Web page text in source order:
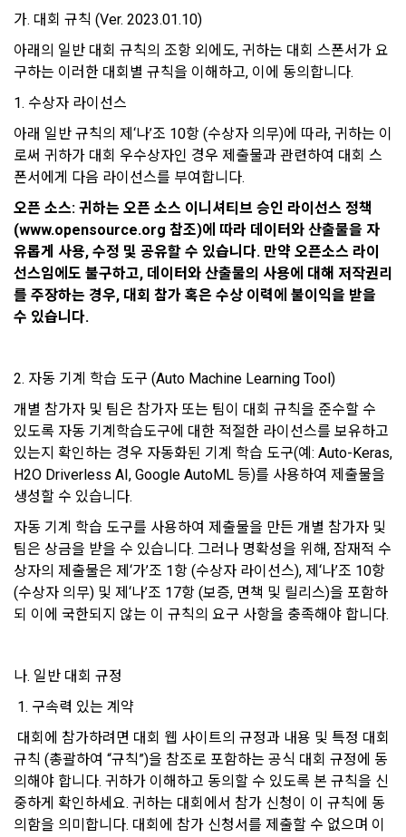
✕ MY XP
LEVEL 1 다음 레벨까지150 XP
0/150 XP
오늘의 XP
0 / 800
적립 XP
0
사용 XP
이용약관
제 1 조 (목적)
본 약관은 데이콘 주식회사(이하 “회사”)와 “회원” 간에 정보 서
비스를 이용하는 조건 및 절차에 관한 필요한 사항을 약속하여
규정하는 데 그 목적이 있다. “회원”은 모든 약관에 동의해야 하
며, 어떤 방식이든 본 서비스를 사용한다는 것은 “회원”이 본 약
관의 전부에 동의한다는 것을 의미하며 본 약관은 “회원”이 서비
스를 사용하는 동안 계속 유효하다. 본 약관은 저작권 분쟁 정책
제 2 조 (용어의 정의)
이 약관에서 사용하는 용어의 정의는 아래와 같다.
또는 "회사"가 운영하는 아래 웹사이트를 말한다.
가. ***.dacon.io
2. "서비스"라 함은 “대회”, “교육”, “인재풀 등록” 등 사이트에서
제공하는 모든 서비스를 말한다. 그 외 "회사"가 운영하는 사이
트를 통해 개인이 등록한 자료를 DB화하여 각각의 목적에 맞게
분류, 가공, 집계하여 정보를 제공하는 서비스를 포함한다.
의하고 "회사"와 이용 계약을 체결한 개인을 말한다.
4. “인재회원”이라 함은 “데이콘 인재풀 서비스”를 이용하기 위
하여 본인의 개인정보와 프로젝트, 코드 등을 공유한 자로서, 채
용 의뢰 “기업회원”에게 개인정보, 프로젝트, 코드 등을 제공하
는 것에 동의한 “개인회원”을 말한다.
용 의뢰 서비스 등을 이용하기 위해 “회사”와 일정 계약을 한 개
인 또는 법인을 말한다.
6. “해커톤”이라 함은 “회사”가 “사이트”에 출제한 문제에 “개인
회원”이 AI 코드를 제출하고, “회사”는 이를 평가하여 우수작을
선정하는 제반 행위를 말한다.
7. “대회"라 함은 “기업회원”이 인력을 채용하거나 또는 솔루션
을 크라우드소싱하기 위하여 “회사"에 의뢰하는 경연대회 또는
해커톤, AI해커톤, AI경진대회 등을 말한다.
개인정보 처리방침
데이콘 개인정보 처리방침
데이콘은 이용자 개인정보 보호를 여러 경영요소 가운데 최
우선의 가치로 두고 있습니다. 데이콘주식회사(이하 ‘데이콘’ 또
는 ‘회사’)는 서비스 기획부터 종료까지 정보통신망 이용촉진 및
정보보호 등에 관한 법률(이하 ‘정보통신망법’), 개인정보보호법
등 국내의 개인정보 보호 법령을 철저히 준수합니다.
1. 개인정보처리방침의 의의
데이콘이 어떤 정보를 수집하고, 수집한 정보를 어떻게 사용하
살이’와 관련한 정보를 투명하게 제공합니다.
정보주체로서 이용자는 자신의 개인정보에 대해 어떤 권리를 가
지고 있으며, 이를 어떤 방법과 절차로 행사할 수 있는지를 알려
드립니다. 또한, 법정대리인(부모 등)이 만14세 미만 아동의 개
인정보 보호를 위해 어떤 권리를 행사할 수 있는지도 함께 안내
개인정보 침해사고가 발생하는 경우, 추가적인 피해를 예방하고
이미 발생한 피해를 복구하기 위해 누구에게 연락하여 어떤 도
움을 받을 수 있는지 알려 드립니다.
리 및 의무 관계를 규정하여 이용자의 ‘개인정보자기결정권’을
보장하는 수단이 됩니다.
2. 개인정보의 수집 및 이용목적
데이콘 주식회사(이하 “회사”)는 다음 목적을 위하여 개인정보
를 수집하고 있으며, 다음 목적 이외의 용도로는 수집한 개인정
보를 이용하지 않습니다.
마케팅 정보 수신 동의
1. 광고성 정보의 이용목적
DACON이 제공하는 이용자 맞춤형 서비스 및 상품 추천, 각종
경품 행사, 이벤트, 경진대회 홍보 목적 등의 광고성 정보를 전자
우편이나
서신우편, 문자(SMS 또는 카카오 알림톡), 푸시, 전화 등을 통해
이용자에게 제공합니다.
- 마케팅 수신 동의는 거부하실 수 있으며 동의 이후에라도 고객
의 의사에 따라 동의를 철회할 수 있습니다.
동의를 거부 하시더라도 DACON에서 제공하는 서비스의 이용
단, 할인, 이벤트 및 이용자 맞춤형 상품 추천 등의 마케팅 정보
안내 서비스가 제한됩니다.
2. 미동의 시 불이익 사항
개인정보보호법 제22조 제5항에 의해 선택정보 사항에 대해서
는 동의 거부 하시더라도 서비스 이용에 제한되지 않습니다.
단, 할인, 이벤트 및 이용자 맞춤형 상품 추천 등의 마케팅 정보
안내 서비스가 제한됩니다.
3. 서비스 정보 수신 동의 철회
DACON에서 제공하는 마케팅 정보를 원하지 않을 경우 ‘홈>계
또한 향후 마케팅 활용에 새롭게 동의하고자 하는 경우에는 ‘홈>
계정관리 페이지의 하단 마케팅(대회 진행, 교육 등) 정보 수신
동의(선택)’에서 동의하실 수 있습니다.
2021.05.25
가. 대회 규칙 (Ver. 2023.01.10)
아래의 일반 대회 규칙의 조항 외에도, 귀하는 대회 스폰서가 요
구하는 이러한 대회별 규칙을 이해하고, 이에 동의합니다.
1. 수상자 라이선스
아래 일반 규칙의 제‘나’조 10항 (수상자 의무)에 따라, 귀하는 이
로써 귀하가 대회 우수상자인 경우 제출물과 관련하여 대회 스
폰서에게 다음 라이선스를 부여합니다.
오픈 소스: 귀하는 오픈 소스 이니셔티브 승인 라이선스 정책
(www.opensource.org 참조)에 따라 데이터와 산출물을 자
유롭게 사용, 수정 및 공유할 수 있습니다. 만약 오픈소스 라이
선스임에도 불구하고, 데이터와 산출물의 사용에 대해 저작권리
를 주장하는 경우, 대회 참가 혹은 수상 이력에 불이익을 받을
수 있습니다.
2. 자동 기계 학습 도구 (Auto Machine Learning Tool)
개별 참가자 및 팀은 참가자 또는 팀이 대회 규칙을 준수할 수
있도록 자동 기계학습도구에 대한 적절한 라이선스를 보유하고
있는지 확인하는 경우 자동화된 기계 학습 도구(예: Auto-Keras,
H2O Driverless AI, Google AutoML 등)를 사용하여 제출물을
생성할 수 있습니다.
자동 기계 학습 도구를 사용하여 제출물을 만든 개별 참가자 및
팀은 상금을 받을 수 있습니다. 그러나 명확성을 위해, 잠재적 수
상자의 제출물은 제‘가’조 1항 (수상자 라이선스), 제‘나’조 10항
(수상자 의무) 및 제‘나’조 17항 (보증, 면책 및 릴리스)을 포함하
되 이에 국한되지 않는 이 규칙의 요구 사항을 충족해야 합니다.
나. 일반 대회 규정
1. 구속력 있는 계약
대회에 참가하려면 대회 웹 사이트의 규정과 내용 및 특정 대회
규칙 (총괄하여 “규칙”)을 참조로 포함하는 공식 대회 규정에 동
의해야 합니다. 귀하가 이해하고 동의할 수 있도록 본 규칙을 신
중하게 확인하세요. 귀하는 대회에서 참가 신청이 이 규칙에 동
의함을 의미합니다. 대회에 참가 신청서를 제출할 수 없으며 이